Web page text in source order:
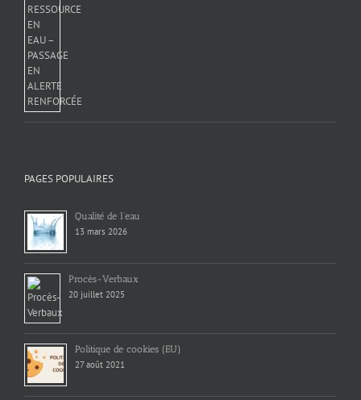
PAGES POPULAIRES
Qualité de l’eau
13 mars 2026
Procès-Verbaux
20 juillet 2025
Politique de cookies (EU)
27 août 2021